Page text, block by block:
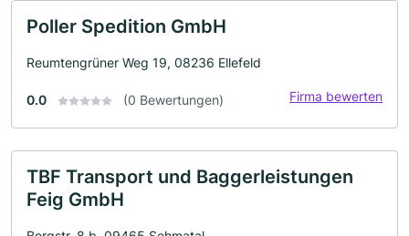
Poller Spedition GmbH
Reumtengrüner Weg 19, 08236 Ellefeld
0.0 (0 Bewertungen) Firma bewerten
TBF Transport und Baggerleistungen
Feig GmbH